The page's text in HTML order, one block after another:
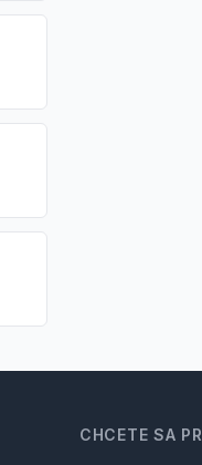
CHCETE SA